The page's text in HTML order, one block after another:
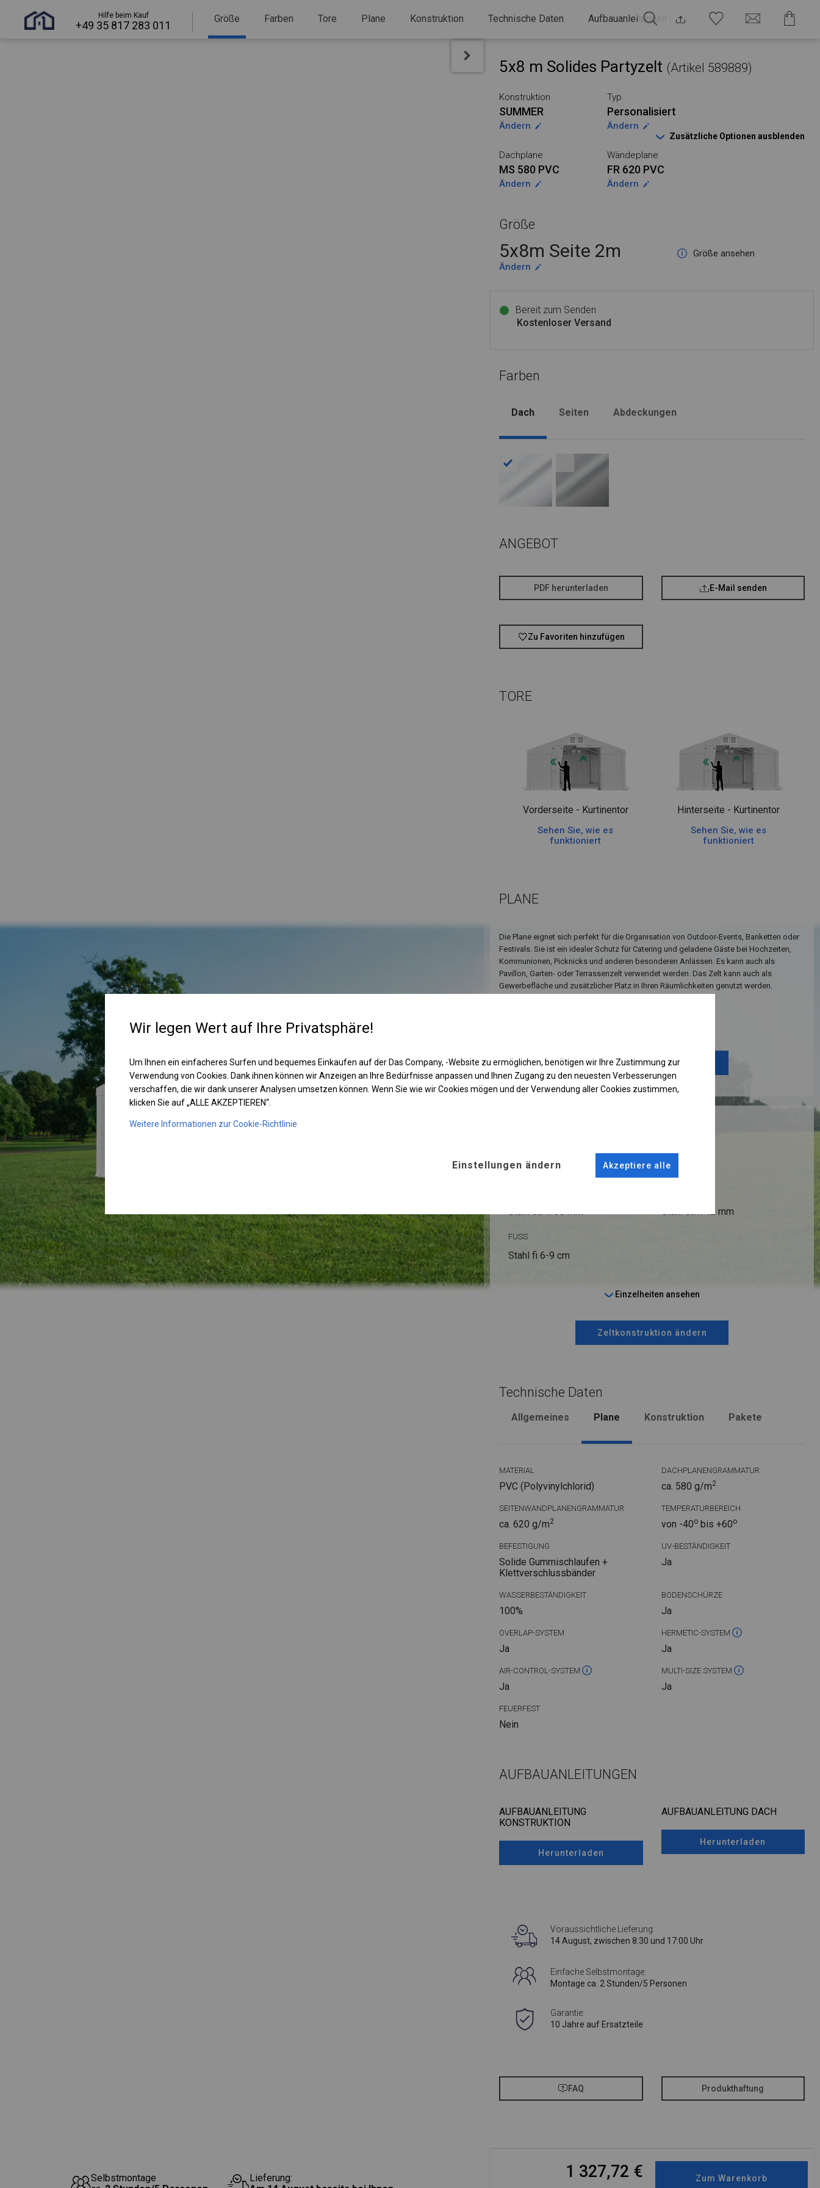
Hilfe beim Kauf
+49 35 817 283 011
Größe Farben Tore Plane Konstruktion Technische Daten Aufbauanleitungen
Selbstmontage
Lieferung:
5x8 m Solides Partyzelt (Artikel 589889)
Konstruktion
SUMMER
Ändern
Typ
Personalisiert
Ändern
Zusätzliche Optionen ausblenden
Dachplane
MS 580 PVC
Ändern
Wändeplane
FR 620 PVC
Ändern
Größe
5x8m Seite 2m
Größe ansehen
Ändern
Bereit zum Senden
Kostenloser Versand
Farben
Dach Seiten Abdeckungen
ANGEBOT
PDF herunterladen E-Mail senden
Zu Favoriten hinzufügen
TORE
Vorderseite - Kurtinentor
Sehen Sie, wie es
funktioniert
Hinterseite - Kurtinentor
Sehen Sie, wie es
funktioniert
PLANE
Die Plane eignet sich perfekt für die Organisation von Outdoor-Events, Banketten oder
Festivals. Sie ist ein idealer Schutz für Catering und geladene Gäste bei Hochzeiten,
Kommunionen, Picknicks und anderen besonderen Anlässen. Es kann auch als
Pavillon, Garten- oder Terrassenzelt verwendet werden. Das Zelt kann auch als
Gewerbefläche und zusätzlicher Platz in Ihren Räumlichkeiten genutzt werden.
Plane ändern
fi 42 mm
FUSS
Stahl fi 6-9 cm
Einzelheiten ansehen
Zeltkonstruktion ändern
Technische Daten
Allgemeines Plane Konstruktion Pakete
MATERIAL
PVC (Polyvinylchlorid)
DACHPLANENGRAMMATUR
ca. 580 g/m2
SEITENWANDPLANENGRAMMATUR
ca. 620 g/m2
TEMPERATURBEREICH
von -40obis +60o
BEFESTIGUNG
Solide Gummischlaufen +
Klettverschlussbänder
UV-BESTÄNDIGKEIT
Ja
WASSERBESTÄNDIGKEIT
100%
BODENSCHÜRZE
Ja
OVERLAP-SYSTEM
Ja
HERMETIC-SYSTEM
Ja
AIR-CONTROL-SYSTEM
Ja
MULTI-SIZE SYSTEM
Ja
FEUERFEST
Nein
AUFBAUANLEITUNGEN
AUFBAUANLEITUNG
KONSTRUKTION
Herunterladen
AUFBAUANLEITUNG DACH
Herunterladen
Voraussichtliche Lieferung:
14 August, zwischen 8:30 und 17:00 Uhr
Einfache Selbstmontage:
Montage ca. 2 Stunden/5 Personen
Garantie:
10 Jahre auf Ersatzteile
FAQ Produkthaftung
1 327,72 €
Wir legen Wert auf Ihre Privatsphäre!
Um Ihnen ein einfacheres Surfen und bequemes Einkaufen auf der Das Company, -Website zu ermöglichen, benötigen wir Ihre Zustimmung zur
Verwendung von Cookies. Dank ihnen können wir Anzeigen an Ihre Bedürfnisse anpassen und Ihnen Zugang zu den neuesten Verbesserungen
verschaffen, die wir dank unserer Analysen umsetzen können. Wenn Sie wie wir Cookies mögen und der Verwendung aller Cookies zustimmen,
klicken Sie auf „ALLE AKZEPTIEREN“.
Weitere Informationen zur Cookie-Richtlinie
Einstellungen ändern Akzeptiere alle